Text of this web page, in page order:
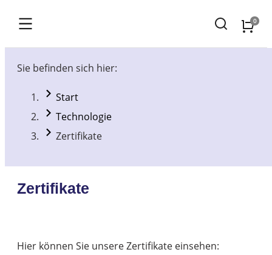
Sie befinden sich hier:
Start
Technologie
Zertifikate
Zertifikate
Hier können Sie unsere Zertifikate einsehen: